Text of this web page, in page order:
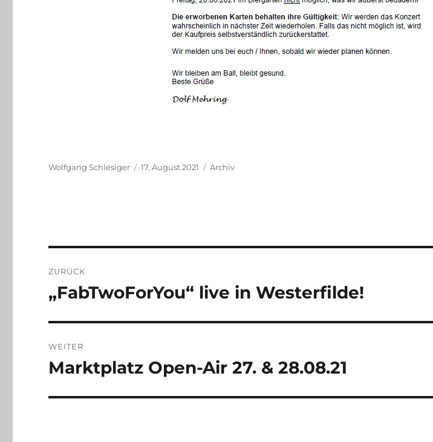
Autor
Wolfgang Schlesiger
Veröffentlicht
17. August 2021 Kategorien
Archiv
ZURÜCK
Vorheriger
„FabTwoForYou“ live in Westerfilde!
WEITER
Nächster
Marktplatz Open-Air 27. & 28.08.21